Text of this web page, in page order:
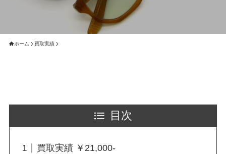
ホーム 買取実績
目次
買取実績 ￥21,000-